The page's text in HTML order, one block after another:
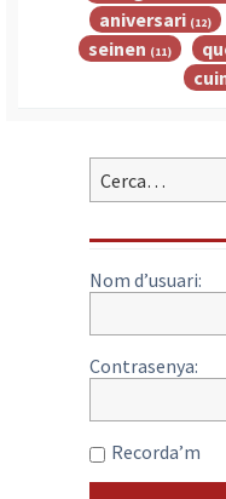
aniversari (12)
seinen (11)
Nom d’usuari:
Contrasenya:
Recorda’m